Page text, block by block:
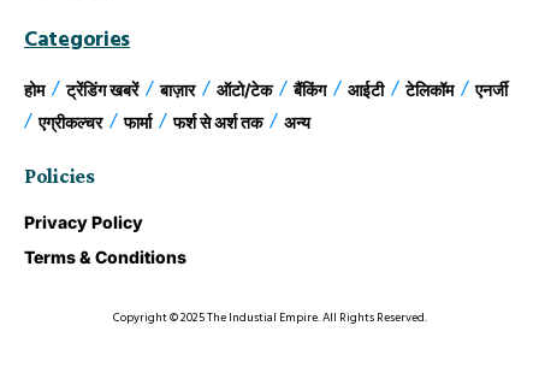
Categories
होम ट्रेंडिंग खबरें बाज़ार ऑटो/टेक बैंकिंग आईटी टेलिकॉम
एनर्जी
एग्रीकल्चर
फार्मा फर्श से अर्श तक अन्य
Policies
Privacy Policy
Terms & Conditions
Copyright © 2025 The Industial Empire. All Rights Reserved.